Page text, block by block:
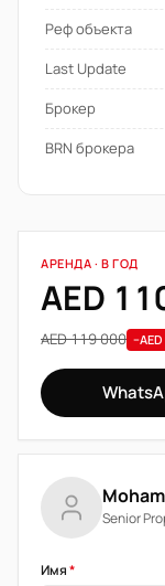
Реф объекта
Last Update
Брокер
BRN брокера
АРЕНДА · В ГОД
AED
AED 119 000
Senior
Имя*